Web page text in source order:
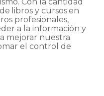
libros y cursos en
profesionales,
a la información y
mejorar nuestra
el control de